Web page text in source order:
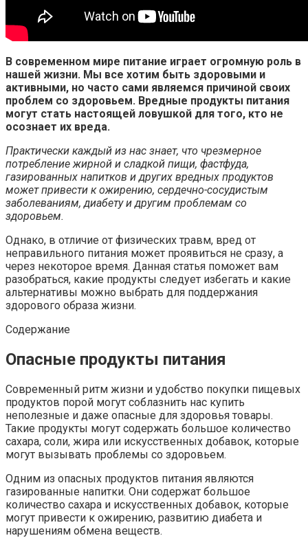
В современном мире питание играет огромную роль в
нашей жизни. Мы все хотим быть здоровыми и
активными, но часто сами являемся причиной своих
проблем со здоровьем. Вредные продукты питания
могут стать настоящей ловушкой для того, кто не
осознает их вреда.
Практически каждый из нас знает, что чрезмерное
потребление жирной и сладкой пищи, фастфуда,
газированных напитков и других вредных продуктов
может привести к ожирению, сердечно-сосудистым
заболеваниям, диабету и другим проблемам со
здоровьем.
Однако, в отличие от физических травм, вред от
неправильного питания может проявиться не сразу, а
через некоторое время. Данная статья поможет вам
разобраться, какие продукты следует избегать и какие
альтернативы можно выбрать для поддержания
здорового образа жизни.
Содержание
Опасные продукты питания
Современный ритм жизни и удобство покупки пищевых
продуктов порой могут соблазнить нас купить
неполезные и даже опасные для здоровья товары.
Такие продукты могут содержать большое количество
сахара, соли, жира или искусственных добавок, которые
могут вызывать проблемы со здоровьем.
Одним из опасных продуктов питания являются
газированные напитки. Они содержат большое
количество сахара и искусственных добавок, которые
могут привести к ожирению, развитию диабета и
нарушениям обмена веществ.